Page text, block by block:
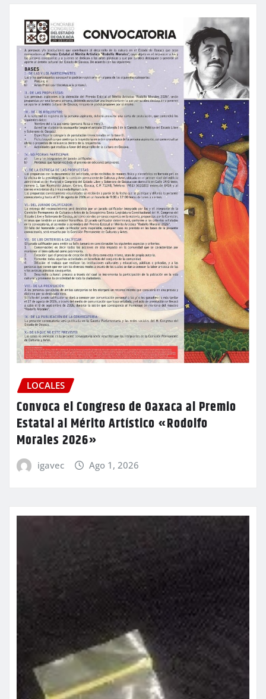
LOCALES
Convoca el Congreso de Oaxaca al Premio
Estatal al Mérito Artístico «Rodolfo
Morales 2026»
igavec Ago 1, 2026